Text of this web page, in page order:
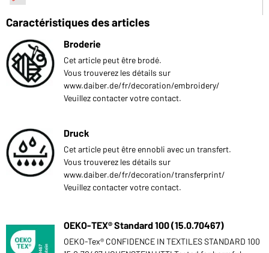
Caractéristiques des articles
Broderie
Cet article peut être brodé.
Vous trouverez les détails sur
www.daiber.de/fr/decoration/embroidery/
Veuillez contacter votre contact.
Druck
Cet article peut être ennobli avec un transfert.
Vous trouverez les détails sur
www.daiber.de/fr/decoration/transferprint/
Veuillez contacter votre contact.
OEKO-TEX® Standard 100 (15.0.70467)
OEKO-Tex® CONFIDENCE IN TEXTILES STANDARD 100